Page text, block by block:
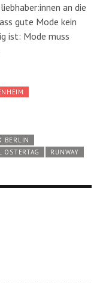
an die
gute Mode kein
ist: Mode muss
BERLIN
OSTERTAG
RUNWAY